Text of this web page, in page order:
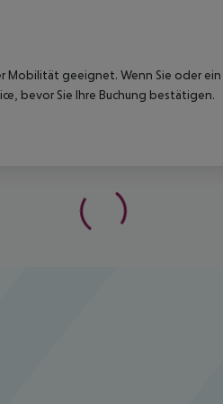
Mobilität geeignet. Wenn Sie oder
bevor Sie Ihre Buchung bestätigen.